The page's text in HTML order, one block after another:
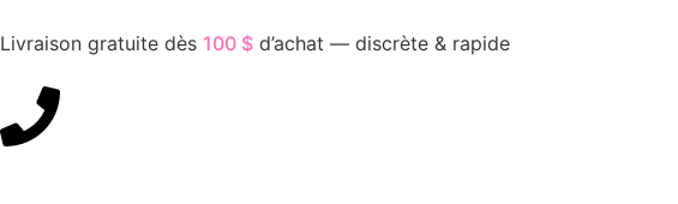
Livraison gratuite dès 100 $ d’achat — discrète & rapide